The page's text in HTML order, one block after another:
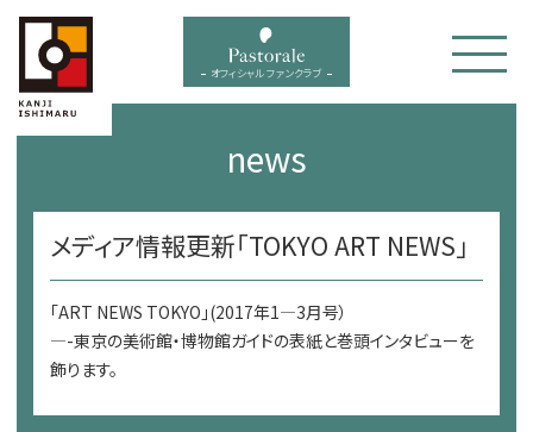
menu オフィシャル ファンクラブ
news
メディア情報更新「TOKYO ART NEWS」
「ART NEWS TOKYO」(2017年1―3月号）
—-東京の美術館・博物館ガイドの表紙と巻頭インタビューを
飾ります。